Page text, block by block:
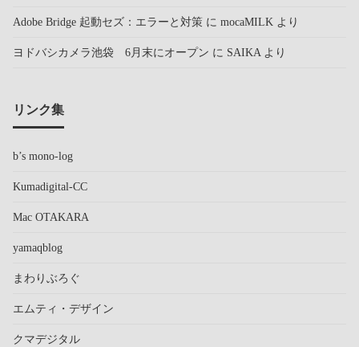
Adobe Bridge 起動セズ：エラーと対策 に mocaMILK より
ヨドバシカメラ池袋 6月末にオープン に SAIKAより
リンク集
b’s mono-log
Kumadigital-CC
Mac OTAKARA
yamaqblog
まわりぶろぐ
エムティ・デザイン
クマデジタル